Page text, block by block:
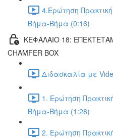
4.Ερώτηση
Βήμα-Βήμα (0:16)
ΚΕΦΑΛΑΙΟ 18:
CHAMFER BOX
Διδασκαλία με
1. Ερώτηση
Βήμα-Βήμα (1:28)
2. Ερώτηση